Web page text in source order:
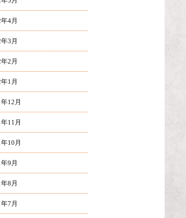
4月
3月
2月
1月
12月
11月
10月
9月
8月
7月